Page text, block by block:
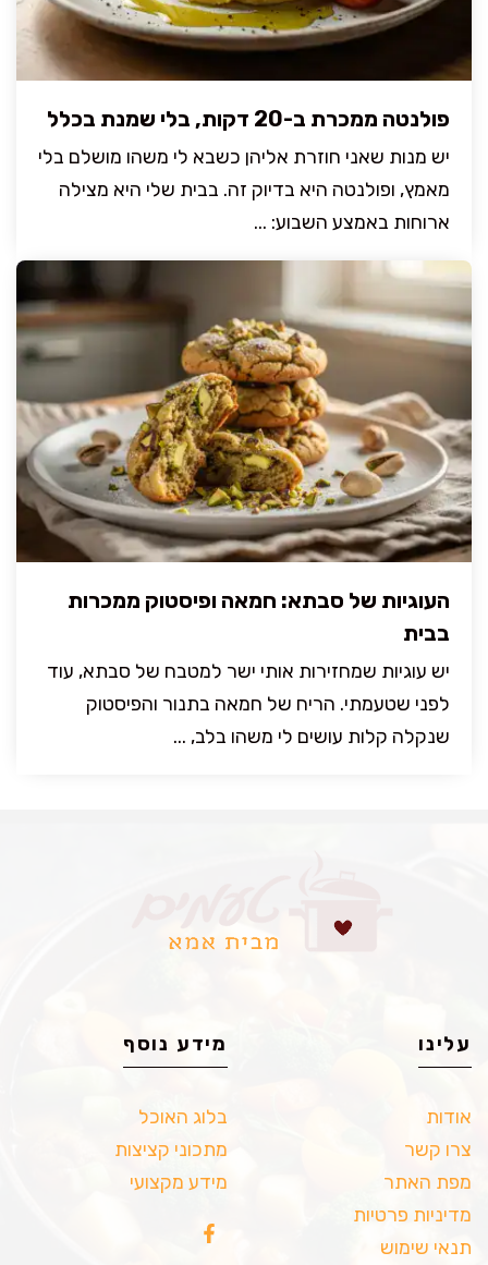
פולנטה ממכרת ב-20 דקות, בלי שמנת בכלל
יש מנות שאני חוזרת אליהן כשבא לי משהו מושלם בלי
מאמץ, ופולנטה היא בדיוק זה. בבית שלי היא מצילה
ארוחות באמצע השבוע: ...
העוגיות של סבתא: חמאה ופיסטוק ממכרות
בבית
יש עוגיות שמחזירות אותי ישר למטבח של סבתא, עוד
לפני שטעמתי. הריח של חמאה בתנור והפיסטוק
שנקלה קלות עושים לי משהו בלב, ...
עלינו
אודות
צרו קשר
מפת האתר
מדיניות פרטיות
תנאי שימוש
מידע נוסף
בלוג האוכל
מתכוני קציצות
מידע מקצועי